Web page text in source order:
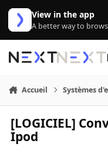
Aller au contenu
View in the app
A better way to
Accueil Systèmes
[LOGICIEL]
Ipod